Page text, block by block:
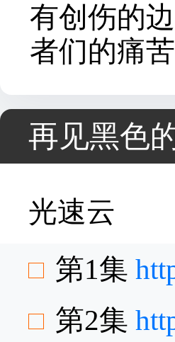
有创伤的
者们的痛苦
再见黑色
光速云
第1集
第2集